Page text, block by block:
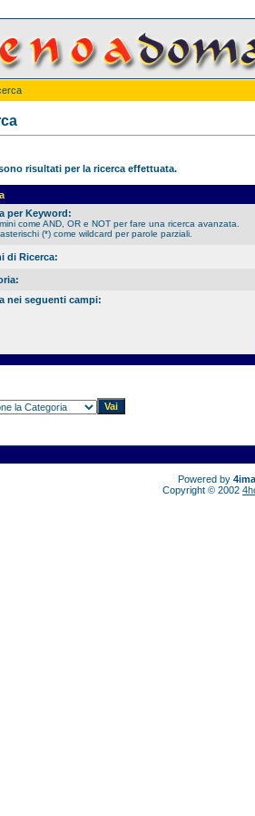
risultati per la ricerca effettuata.
per Keyword:
come AND, OR e NOT per fare una ricerca avanzata.
(*) come wildcard per parole parziali.
di Ricerca:
nei seguenti campi:
Powered by
Copyright © 2002